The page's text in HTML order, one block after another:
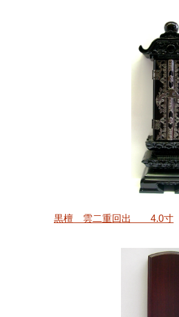
黒檀 雲二重回出 4.0寸